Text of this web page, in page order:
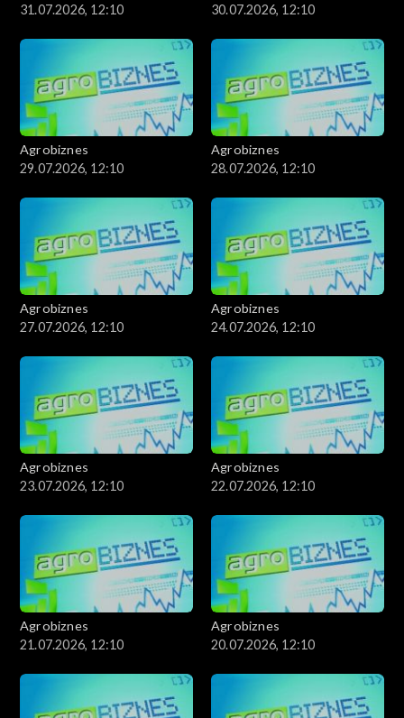
31.07.2026, 12:10
30.07.2026, 12:10
Agrobiznes
29.07.2026, 12:10
Agrobiznes
28.07.2026, 12:10
Agrobiznes
27.07.2026, 12:10
Agrobiznes
24.07.2026, 12:10
Agrobiznes
23.07.2026, 12:10
Agrobiznes
22.07.2026, 12:10
Agrobiznes
21.07.2026, 12:10
Agrobiznes
20.07.2026, 12:10